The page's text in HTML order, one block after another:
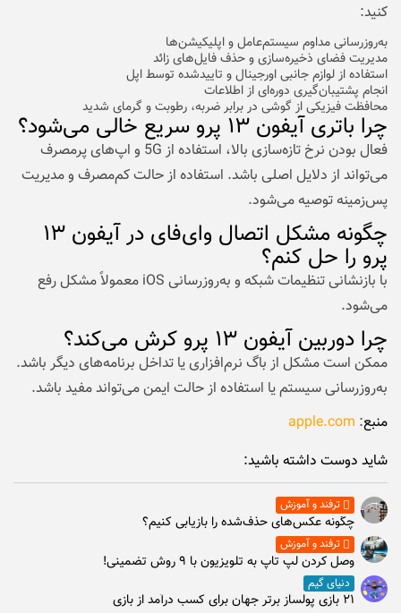
کنید:
به‌روزرسانی مداوم سیستم‌عامل و اپلیکیشن‌ها
مدیریت فضای ذخیره‌سازی و حذف فایل‌های زائد
استفاده از لوازم جانبی اورجینال و تاییدشده توسط اپل
انجام پشتیبان‌گیری دوره‌ای از اطلاعات
محافظت فیزیکی از گوشی در برابر ضربه، رطوبت و گرمای شدید
چرا باتری آیفون ۱۳ پرو سریع خالی می‌شود؟
فعال بودن نرخ تازه‌سازی بالا، استفاده از 5G و اپ‌های پرمصرف
می‌تواند از دلایل اصلی باشد. استفاده از حالت کم‌مصرف و مدیریت
پس‌زمینه توصیه می‌شود.
چگونه مشکل اتصال وای‌فای در آیفون ۱۳
پرو را حل کنم؟
با بازنشانی تنظیمات شبکه و به‌روزرسانی iOS معمولاً مشکل رفع
می‌شود.
چرا دوربین آیفون ۱۳ پرو کرش می‌کند؟
ممکن است مشکل از باگ نرم‌افزاری یا تداخل برنامه‌های دیگر باشد.
به‌روزرسانی سیستم یا استفاده از حالت ایمن می‌تواند مفید باشد.
منبع:
apple.com
شاید دوست داشته باشید:
ترفند و آموزش
چگونه عکس‌های حذف‌شده را بازیابی کنیم؟
ترفند و آموزش
وصل كردن لپ تاپ به تلويزيون با ۹ روش تضمینی!
دنیای گیم
۲۱ بازی پولساز برتر جهان برای کسب درآمد از بازی